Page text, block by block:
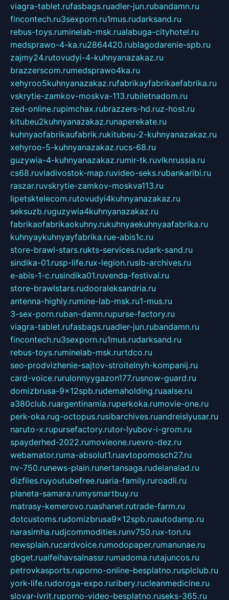
viagra-tablet.rufasbags.ruadler-jun.rubandamn.ru
fincontech.ru3sexporn.ru1mus.rudarksand.ru
rebus-toys.ruminelab-msk.rualabuga-cityhotel.ru
medsprawo-4-ka.ru2864420.rublagodarenie-spb.ru
zajmy24.rutovudyi-4-kuhnyanazakaz.ru
brazzerscom.rumedsprawo4ka.ru
xehyroo5kuhnyanazakaz.rufabrikayfabrikaefabrika.ru
vskrytie-zamkov-moskva-113.rubiletnadom.ru
zed-online.rupimchax.rubrazzers-hd.ruz-host.ru
kitubeu2kuhnyanazakaz.runaperekate.ru
kuhnyaofabrikaufabrik.rukitubeu-2-kuhnyanazakaz.ru
xehyroo-5-kuhnyanazakaz.rucs-68.ru
guzywia-4-kuhnyanazakaz.rumir-tk.ruvlknrussia.ru
cs68.ruvladivostok-map.ruvideo-seks.rubankaribi.ru
raszar.ruvskrytie-zamkov-moskva113.ru
lipetsktelecom.rutovudyi4kuhnyanazakaz.ru
seksuzb.ruguzywia4kuhnyanazakaz.ru
fabrikaofabrikaokuhny.rukuhnyaekuhnyaafabrika.ru
kuhnyaykuhnyayfabrika.rue-abis1c.ru
store-brawl-stars.rukts-services.rudark-sand.ru
sindika-01.rusp-life.rux-legion.rusib-archives.ru
e-abis-1-c.rusindika01.ruvenda-festival.ru
store-brawlstars.rudooraleksandria.ru
antenna-highly.rumine-lab-msk.ru1-mus.ru
3-sex-porn.ruban-damn.rupurse-factory.ru
viagra-tablet.rufasbags.ruadler-jun.rubandamn.ru
fincontech.ru3sexporn.ru1mus.rudarksand.ru
rebus-toys.ruminelab-msk.rurtdco.ru
seo-prodvizhenie-sajtov-stroitelnyh-kompanij.ru
card-voice.rurulonnyygazon177.rusnow-guard.ru
domizbrusa-9x12spb.rudemaholding.ruaalse.ru
a380club.ruargentinamia.ruperkoka.rumovie-one.ru
perk-oka.rug-octopus.rusibarchives.ruandreislyusar.ru
naruto-x.rupursefactory.rutor-lyubov-i-grom.ru
spayderhed-2022.rumovieone.ruevro-dez.ru
webamator.ruma-absolut1.ruavtopomosch27.ru
nv-750.runews-plain.runertansaga.rudelanalad.ru
dizfiles.ruyoutubefree.ruaria-family.ruroadli.ru
planeta-samara.rumysmartbuy.ru
matrasy-kemerovo.ruashanet.rutrade-farm.ru
dotcustoms.rudomizbrusa9x12spb.ruautodamp.ru
narasimha.rudjcommodities.runv750.rux-ton.ru
newsplain.rucardvoice.rumodopaper.rumanunae.ru
gbget.rualfeihavsalnassr.rumadoma.rutajuncos.ru
petrovkasports.ruporno-online-besplatno.rusplclub.ru
york-life.rudoroga-expo.ruribery.rucleanmedicine.ru
slovar-ivrit.ruporno-video-besplatno.ruseks-365.ru